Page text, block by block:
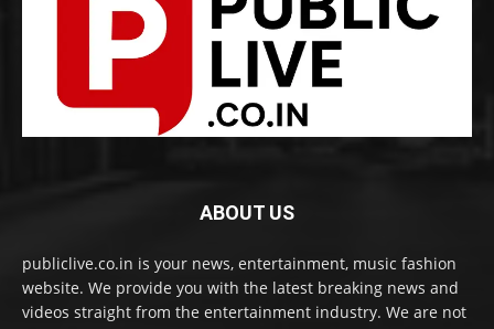
ABOUT US
publiclive.co.in is your news, entertainment, music fashion
website. We provide you with the latest breaking news and
videos straight from the entertainment industry. We are not